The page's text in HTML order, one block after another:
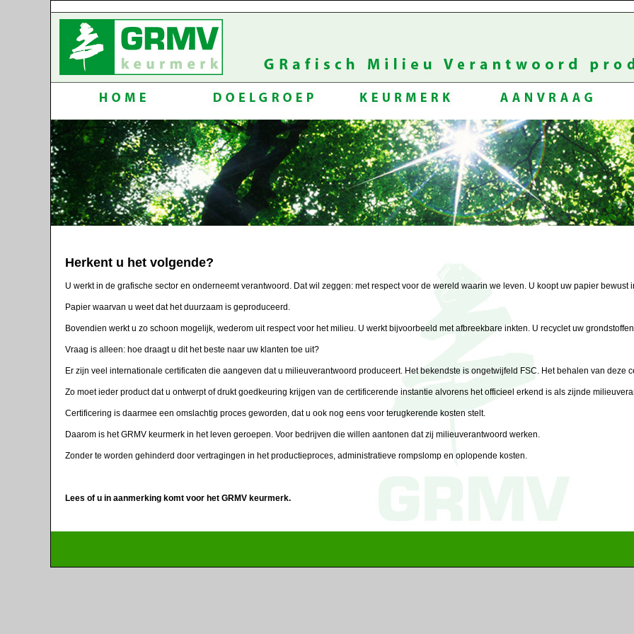
Herkent u het volgende?
U werkt in de grafische sector en onderneemt verantwoord. Dat wil zeggen: met respect voor de wereld waarin we leven. U koopt uw papier bewust
Papier waarvan u weet dat het duurzaam is geproduceerd.
Bovendien werkt u zo schoon mogelijk, wederom uit respect voor het milieu. U werkt bijvoorbeeld met afbreekbare inkten. U recyclet uw
Vraag is alleen: hoe draagt u dit het beste naar uw klanten toe uit?
Er zijn veel internationale certificaten die aangeven dat u milieuverantwoord produceert. Het bekendste is ongetwijfeld FSC. Het behalen van deze
Zo moet ieder product dat u ontwerpt of drukt goedkeuring krijgen van de certificerende instantie alvorens het officieel erkend is als zijnde
Certificering is daarmee een omslachtig proces geworden, dat u ook nog eens voor terugkerende kosten stelt.
Daarom is het GRMV keurmerk in het leven geroepen. Voor bedrijven die willen aantonen dat zij milieuverantwoord werken.
Zonder te worden gehinderd door vertragingen in het productieproces, administratieve rompslomp en oplopende kosten.
Lees of u in aanmerking komt voor het GRMV keurmerk.